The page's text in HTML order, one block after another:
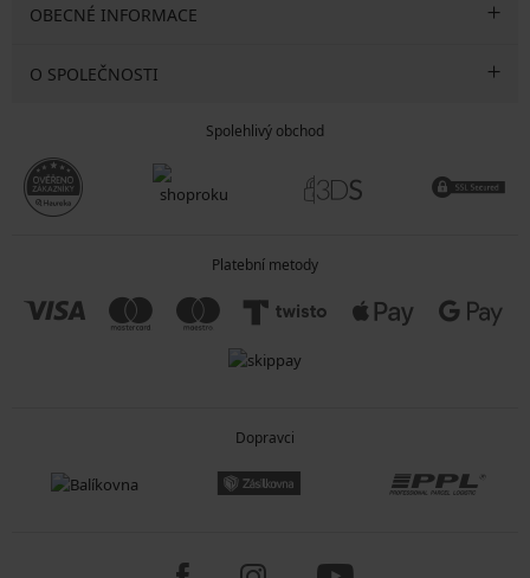
OBECNÉ INFORMACE
O SPOLEČNOSTI
Spolehlivý obchod
Platební metody
Dopravci